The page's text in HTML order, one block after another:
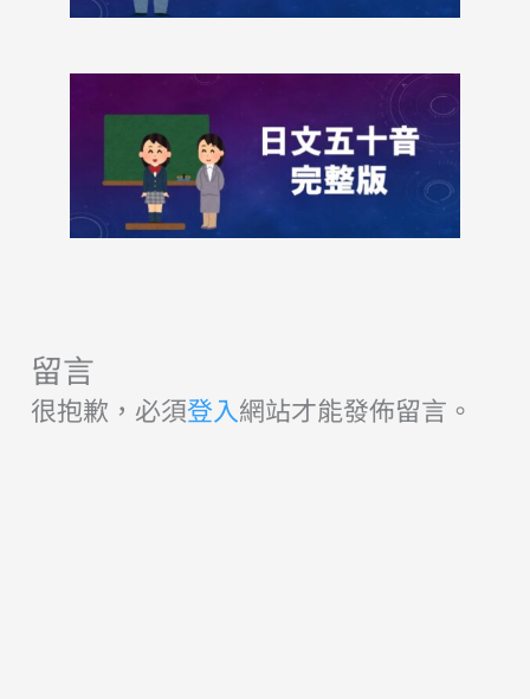
留言
很抱歉，必須登入網站才能發佈留言。